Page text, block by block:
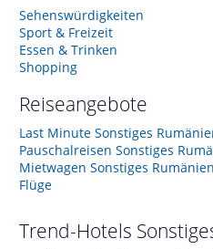
Sehenswürdigkeiten
Sport & Freizeit
Essen & Trinken
Shopping
Reiseangebote
Last Minute Sonstiges
Pauschalreisen Sonstiges
Mietwagen Sonstiges Rumänien
Flüge
Trend-Hotels